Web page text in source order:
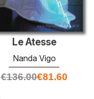
Le Atesse
Nanda Vigo
€136.00€81.60